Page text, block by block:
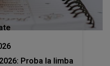
Proba la limba